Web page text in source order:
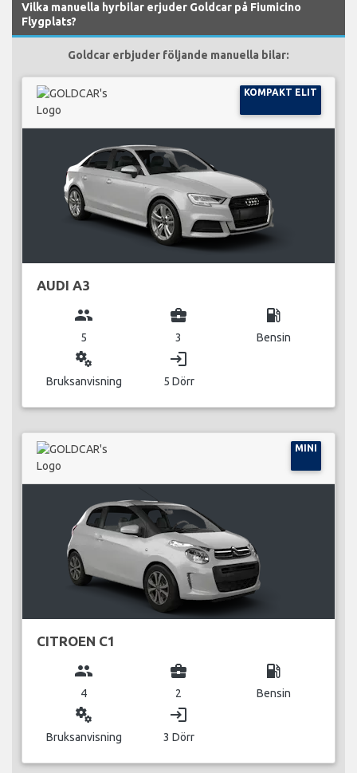
Vilka manuella hyrbilar erjuder Goldcar på Fiumicino
Flygplats?
Goldcar erbjuder följande manuella bilar:
KOMPAKT ELIT
AUDI A3
group
5
business_center
3
local_gas_station
Bensin
miscellaneous_services
Bruksanvisning
login
5 Dörr
MINI
CITROEN C1
group
4
business_center
2
local_gas_station
Bensin
miscellaneous_services
Bruksanvisning
login
3 Dörr